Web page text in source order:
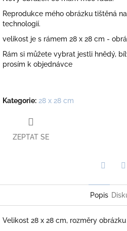
Reprodukce mého obrázku tištěná
technologií.
velikost je s rámem 28 x 28 cm -
Rám si můžete vybrat jestli hnědý,
prosím k objednávce
Kategorie: 28 x 28 cm
ZEPTAT SE
Popis
Velikost 28 x 28 cm, rozměry